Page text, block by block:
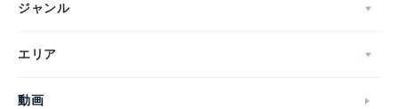
ジャンル
エリア
動画